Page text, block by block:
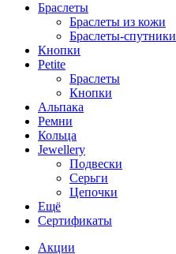
Браслеты
Браслеты из кожи
Браслеты-спутники
Кнопки
Petite
Браслеты
Кнопки
Альпака
Ремни
Кольца
Jewellery
Подвески
Серьги
Цепочки
Ещё
Сертификаты
Акции